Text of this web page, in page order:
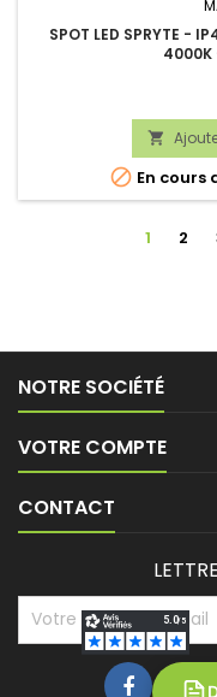
SPOT LED SPRYTE -
4000K

 En cours
1 2
NOTRE SOCIÉTÉ
VOTRE COMPTE
CONTACT